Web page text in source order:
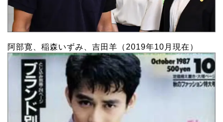
阿部寛、稲森いずみ、吉田羊（2019年10月現在）